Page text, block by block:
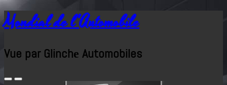
Mondial de l'Automobile
Vue par Glinchе Automobiles